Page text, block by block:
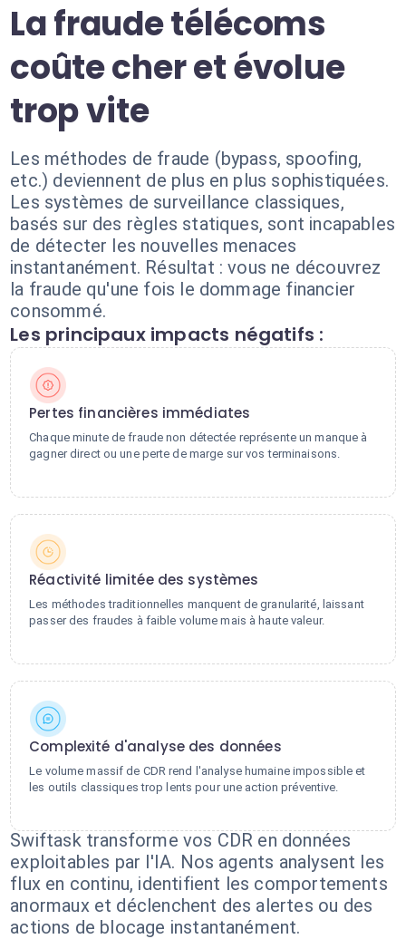
La fraude télécoms
coûte cher et évolue
trop vite
Les méthodes de fraude (bypass, spoofing,
etc.) deviennent de plus en plus sophistiquées.
Les systèmes de surveillance classiques,
basés sur des règles statiques, sont incapables
de détecter les nouvelles menaces
instantanément. Résultat : vous ne découvrez
la fraude qu'une fois le dommage financier
consommé.
Les principaux impacts négatifs :
Pertes financières immédiates
Chaque minute de fraude non détectée représente un manque à
gagner direct ou une perte de marge sur vos terminaisons.
Réactivité limitée des systèmes
Les méthodes traditionnelles manquent de granularité, laissant
passer des fraudes à faible volume mais à haute valeur.
Complexité d'analyse des données
Le volume massif de CDR rend l'analyse humaine impossible et
les outils classiques trop lents pour une action préventive.
Swiftask transforme vos CDR en données
exploitables par l'IA. Nos agents analysent les
flux en continu, identifient les comportements
anormaux et déclenchent des alertes ou des
actions de blocage instantanément.